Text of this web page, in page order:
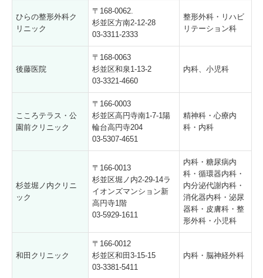
ひらの整形外科ク
リニック
〒168-0062.
杉並区方南2-12-28
03-3311-2333
整形外科・リハビ
リテーション科
後藤医院
〒168-0063
杉並区和泉1-13-2
03-3321-4660
内科、小児科
こころテラス・公
園前クリニック
〒166-0003
杉並区高円寺南1-7-1陽
輪台高円寺204
03-5307-4651
精神科・心療内
科・内科
杉並堀ノ内クリニ
ック
〒166-0013
杉並区堀ノ内2-29-14ラ
イオンズマンション新
高円寺1階
03-5929-1611
内科・糖尿病内
科・循環器内科・
内分泌代謝内科・
消化器内科・泌尿
器科・皮膚科・整
形外科・小児科
和田クリニック
〒166-0012
杉並区和田3-15-15
03-3381-5411
内科・脳神経外科